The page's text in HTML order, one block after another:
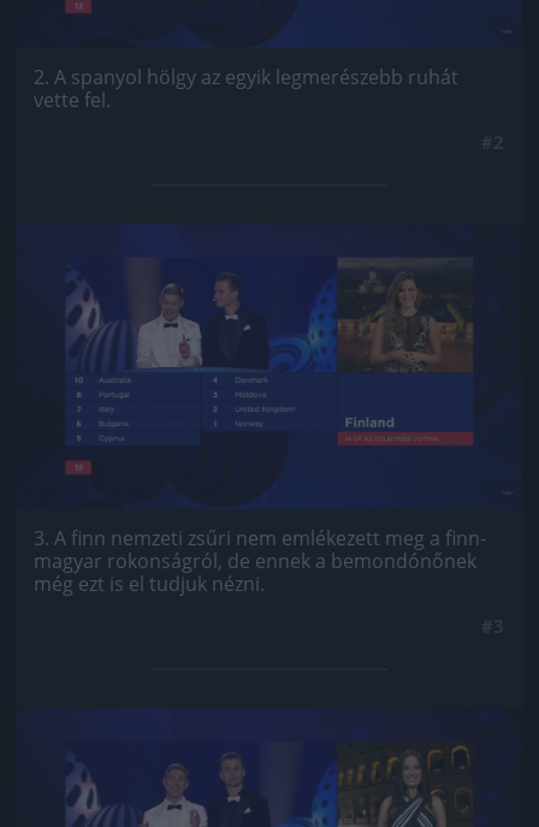
2. A spanyol hölgy az egyik legmerészebb ruhát
vette fel.
Jön még kép!
3. A finn nemzeti zsűri nem emlékezett meg a finn-
magyar rokonságról, de ennek a bemondónőnek
még ezt is el tudjuk nézni.
Jön még kép!